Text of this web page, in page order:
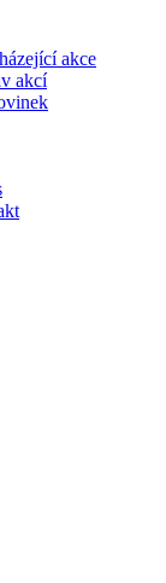
akce
akcí